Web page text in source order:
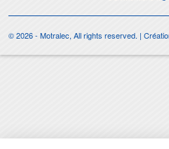
© 2026 - Motralec, All rights reserved. |